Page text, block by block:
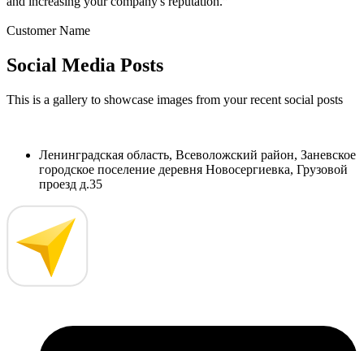
Customer Name
Social Media Posts
This is a gallery to showcase images from your recent social posts
Ленинградская область, Всеволожский район, Заневское
городское поселение деревня Новосергиевка, Грузовой
проезд д.35